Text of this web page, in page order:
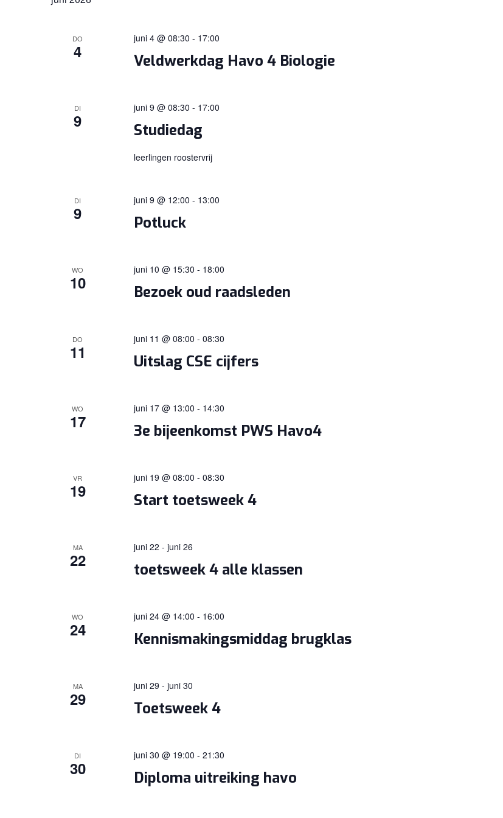
DO
4 Veldwerkdag Havo 4 Biologie
juni 4 @ 08:30 - 17:00
DI
9 Studiedag
juni 9 @ 08:30 - 17:00
leerlingen roostervrij
DI
9 Potluck
juni 9 @ 12:00 - 13:00
WO
10 Bezoek oud raadsleden
juni 10 @ 15:30 - 18:00
DO
11 Uitslag CSE cijfers
juni 11 @ 08:00 - 08:30
WO
17 3e bijeenkomst PWS Havo4
juni 17 @ 13:00 - 14:30
VR
19 Start toetsweek 4
juni 19 @ 08:00 - 08:30
MA
22 toetsweek 4 alle klassen
juni 22 - juni 26
WO
24 Kennismakingsmiddag brugklas
juni 24 @ 14:00 - 16:00
MA
29 Toetsweek 4
juni 29 - juni 30
DI
30 Diploma uitreiking havo
juni 30 @ 19:00 - 21:30